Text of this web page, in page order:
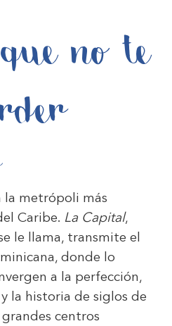
no te
la metrópoli más
Caribe. La Capital,
le llama, transmite el
donde lo
a la perfección,
la historia de siglos de
centros